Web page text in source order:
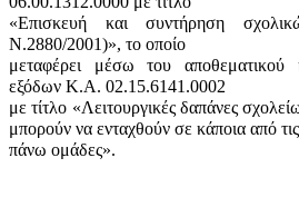
«Επισκευή και συντήρηση
Ν.2880/2001)», το οποίο
μεταφέρει μέσω του αποθεματικού
εξόδων Κ.Α. 02.15.6141.0002
με τίτλο «Λειτουργικές δαπάνες
μπορούν να ενταχθούν σε κάποια από
πάνω ομάδες».